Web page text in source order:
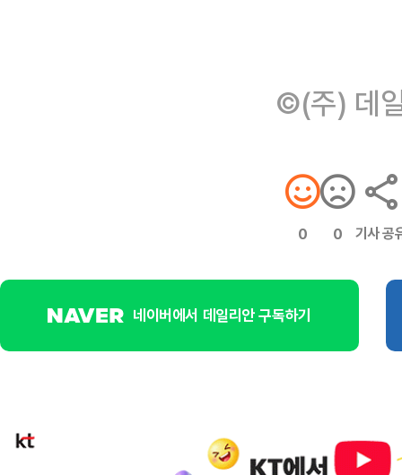
©(주) 데
0 0 기사 공
네이버에서 데일리안 구독하기